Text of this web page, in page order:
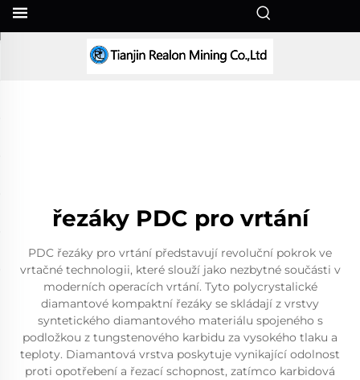
řezáky PDC pro vrtání
PDC řezáky pro vrtání představují revoluční pokrok ve
vrtačné technologii, které slouží jako nezbytné součásti v
moderních operacích vrtání. Tyto polycrystalické
diamantové kompaktní řezáky se skládají z vrstvy
syntetického diamantového materiálu spojeného s
podložkou z tungstenového karbidu za vysokého tlaku a
teploty. Diamantová vrstva poskytuje vynikající odolnost
proti opotřebení a řezací schopnost, zatímco karbidová